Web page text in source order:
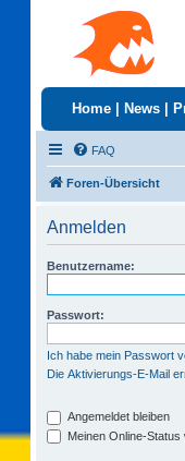
Home News
FAQ
Foren-Übersicht
Anmelden
Benutzername:
Passwort:
Ich habe mein Passwort
Die Aktivierungs-E-Mail
Angemeldet bleiben
Meinen Online-